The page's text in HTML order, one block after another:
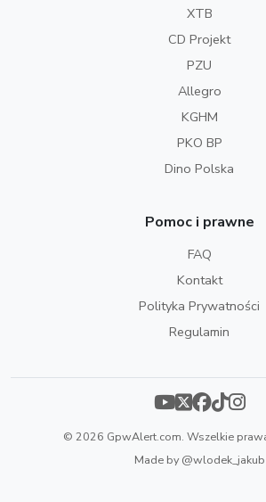
XTB
CD Projekt
PZU
Allegro
KGHM
PKO BP
Dino Polska
Pomoc i prawne
FAQ
Kontakt
Polityka Prywatności
Regulamin
© 2026 GpwAlert.com. Wszelkie
Made by@wlodek_jakub